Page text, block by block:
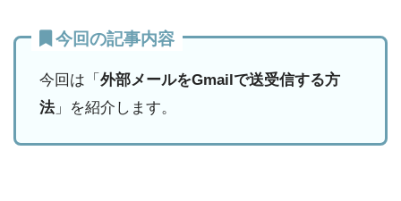
今回の記事内容
今回は「 外部メールをGmailで送受信する方
法」を紹介します。